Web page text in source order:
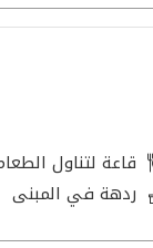
قاعة لتناول
ردهة في المبنى